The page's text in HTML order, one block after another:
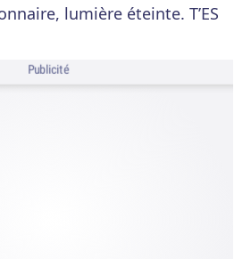
lumière éteinte. T’ES
Publicité